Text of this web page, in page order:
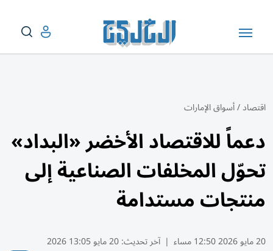
اقتصاد/أسواق الإمارات
دعماً للاقتصاد الأخضر «البداد»
تحوّل المخلفات الصناعية إلى
منتجات مستدامة
20 مايو 2026 12:50 مساء | آخر تحديث:20 مايو 13:05 2026